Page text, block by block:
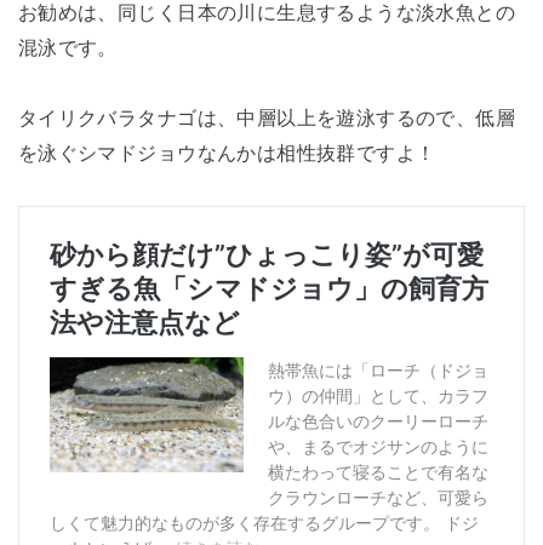
お勧めは、同じく日本の川に生息するような淡水魚との
混泳です。
タイリクバラタナゴは、中層以上を遊泳するので、低層
を泳ぐシマドジョウなんかは相性抜群ですよ！